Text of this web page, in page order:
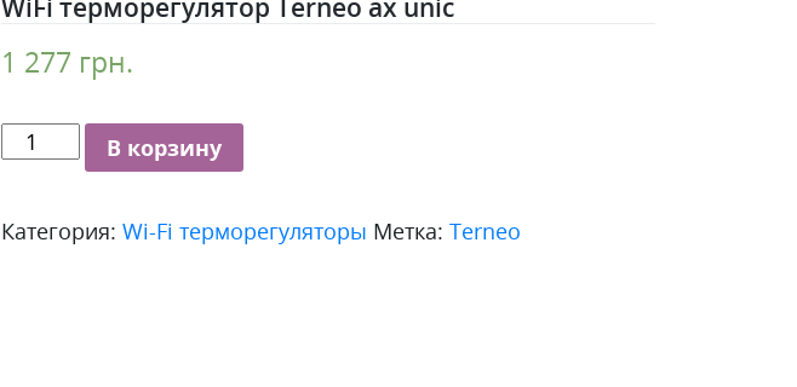
WiFi терморегулятор Terneo ax unic
1 277 грн.
Количество
Terneo
В корзину
Категория: Wi-Fi терморегуляторы Метка: Terneo